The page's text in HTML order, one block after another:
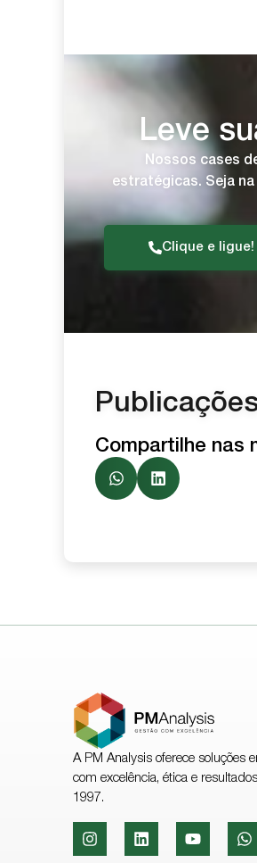
Leve
Nossos cases
estratégicas. Seja
Clique e ligue!
Compartilhe nas
A PM Analysis oferece soluções
com excelência, ética e
1997.